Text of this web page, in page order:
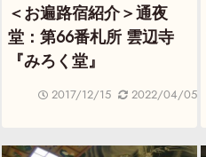
＜お遍路宿紹介＞通夜
堂：第66番札所 雲辺寺
『みろく堂』
2017/12/15 2022/04/05